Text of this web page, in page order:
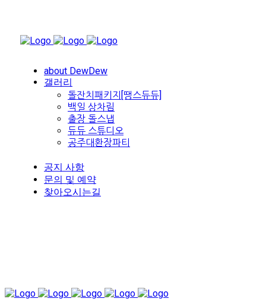
about DewDew
갤러리
돌잔치패키지[땡스듀듀]
백일 상차림
출장 돌스냅
듀듀 스튜디오
공주대환장파티
공지 사항
문의 및 예약
찾아오시는길